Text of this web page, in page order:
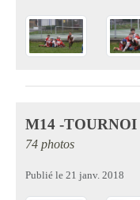
M14 -TOURNOI
74 photos
Publié le 21 janv. 2018